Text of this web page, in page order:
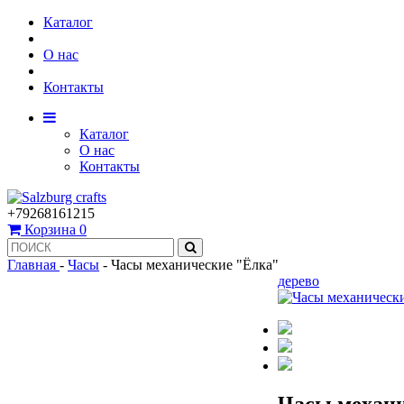
Каталог
О нас
Контакты
Каталог
О нас
Контакты
+79268161215
Корзина 0
Главная - Часы - Часы механические "Ёлка"
дерево